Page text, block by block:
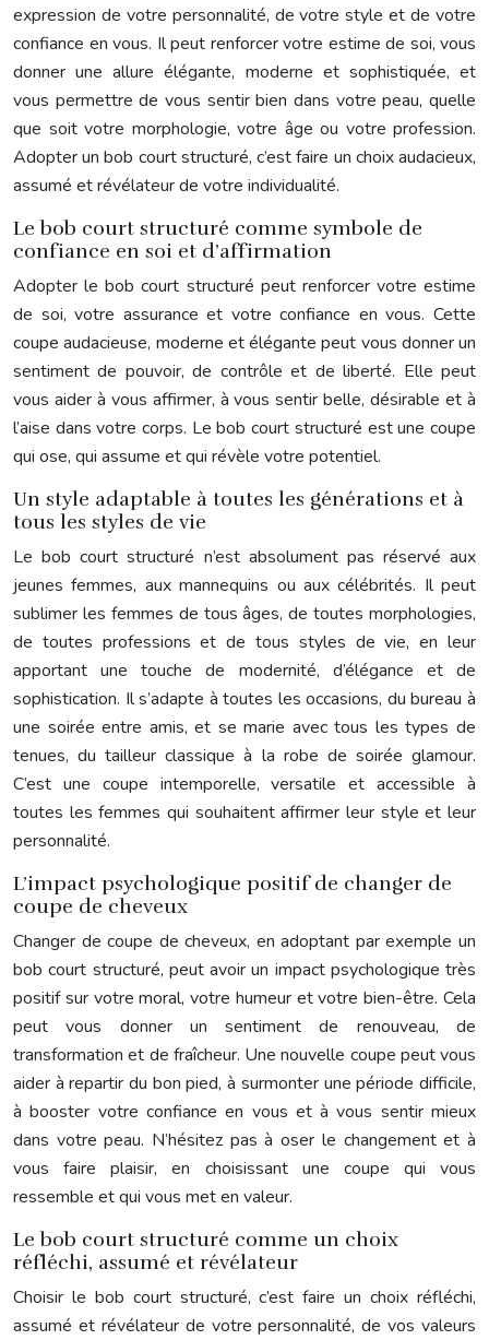
expression de votre personnalité, de votre style et de votre
confiance en vous. Il peut renforcer votre estime de soi, vous
donner une allure élégante, moderne et sophistiquée, et
vous permettre de vous sentir bien dans votre peau, quelle
que soit votre morphologie, votre âge ou votre profession.
Adopter un bob court structuré, c’est faire un choix audacieux,
assumé et révélateur de votre individualité.
Le bob court structuré comme symbole de
confiance en soi et d’affirmation
Adopter le bob court structuré peut renforcer votre estime
de soi, votre assurance et votre confiance en vous. Cette
coupe audacieuse, moderne et élégante peut vous donner un
sentiment de pouvoir, de contrôle et de liberté. Elle peut
vous aider à vous affirmer, à vous sentir belle, désirable et à
l’aise dans votre corps. Le bob court structuré est une coupe
qui ose, qui assume et qui révèle votre potentiel.
Un style adaptable à toutes les générations et à
tous les styles de vie
Le bob court structuré n’est absolument pas réservé aux
jeunes femmes, aux mannequins ou aux célébrités. Il peut
sublimer les femmes de tous âges, de toutes morphologies,
de toutes professions et de tous styles de vie, en leur
apportant une touche de modernité, d’élégance et de
sophistication. Il s’adapte à toutes les occasions, du bureau à
une soirée entre amis, et se marie avec tous les types de
tenues, du tailleur classique à la robe de soirée glamour.
C’est une coupe intemporelle, versatile et accessible à
toutes les femmes qui souhaitent affirmer leur style et leur
personnalité.
L’impact psychologique positif de changer de
coupe de cheveux
Changer de coupe de cheveux, en adoptant par exemple un
bob court structuré, peut avoir un impact psychologique très
positif sur votre moral, votre humeur et votre bien-être. Cela
peut vous donner un sentiment de renouveau, de
transformation et de fraîcheur. Une nouvelle coupe peut vous
aider à repartir du bon pied, à surmonter une période difficile,
à booster votre confiance en vous et à vous sentir mieux
dans votre peau. N’hésitez pas à oser le changement et à
vous faire plaisir, en choisissant une coupe qui vous
ressemble et qui vous met en valeur.
Le bob court structuré comme un choix
réfléchi, assumé et révélateur
Choisir le bob court structuré, c’est faire un choix réfléchi,
assumé et révélateur de votre personnalité, de vos valeurs